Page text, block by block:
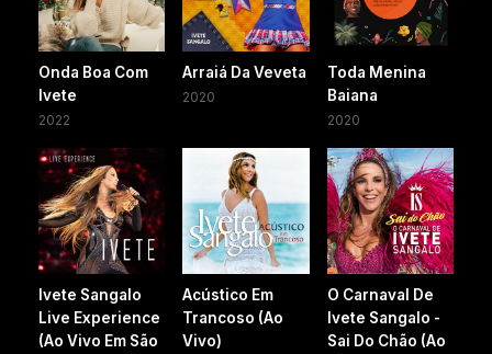
Onda Boa Com
Ivete
2022
Arraiá Da Veveta
2020
Toda Menina
Baiana
2020
Ivete Sangalo
Live Experience
(Ao Vivo Em São
Acústico Em
Trancoso (Ao
Vivo)
O Carnaval De
Ivete Sangalo -
Sai Do Chão (Ao